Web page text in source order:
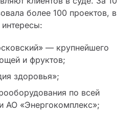
более 100 проектов, в
— крупнейшего
и фруктов;
здоровья»;
по всей
АО «Энергокомплекс»;